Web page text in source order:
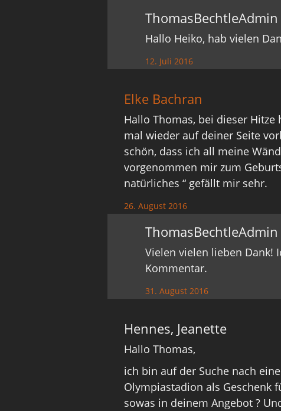
ThomasBechtleAdmin
Hallo Heiko, hab vielen
12. Juli 2016
Elke Bachran
Hallo Thomas, bei dieser
mal wieder auf deiner Seite
schön, dass ich all meine
vorgenommen mir zum
natürliches “ gefällt mir sehr.
26. August 2016
ThomasBechtleAdmin
Vielen vielen lieben Dank!
Kommentar.
31. August 2016
Hennes, Jeanette
Hallo Thomas,
ich bin auf der Suche nach
Olympiastadion als Geschenk
sowas in deinem Angebot ?